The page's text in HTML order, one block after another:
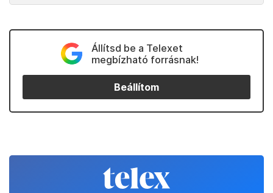
Állítsd be a Telexet
megbízható forrásnak!
Beállítom